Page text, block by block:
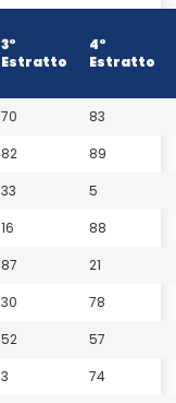
3°
Estratto
4°
Estratto
70
83
82
89
33
5
16
88
87
21
30
78
52
57
3
74